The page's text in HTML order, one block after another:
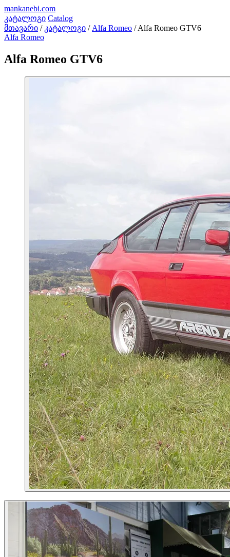
mankanebi.com
კატალოგი Catalog
მთავარი / კატალოგი / Alfa Romeo / Alfa Romeo GTV6
Alfa Romeo
Alfa Romeo GTV6